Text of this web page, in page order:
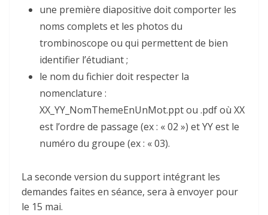
une première diapositive doit comporter les
noms complets et les photos du
trombinoscope ou qui permettent de bien
identifier l’étudiant ;
le nom du fichier doit respecter la
nomenclature :
XX_YY_NomThemeEnUnMot.ppt ou .pdf où XX
est l’ordre de passage (ex : « 02 ») et YY est le
numéro du groupe (ex : « 03).
La seconde version du support intégrant les
demandes faites en séance, sera à envoyer pour
le 15 mai.